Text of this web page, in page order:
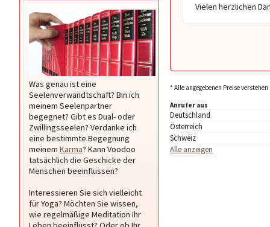
Was genau ist eine
Seelenverwandtschaft? Bin ich
meinem Seelenpartner
begegnet? Gibt es Dual- oder
Zwillingsseelen? Verdanke ich
eine bestimmte Begegnung
meinem Karma? Kann Voodoo
tatsächlich die Geschicke der
Menschen beeinflussen?
Interessieren Sie sich vielleicht
für Yoga? Möchten Sie wissen,
wie regelmäßige Meditation Ihr
Vielen herzlichen
* Alle angegebenen Preise
Anrufer aus
Deutschland
Österreich
Schweiz
Alle anzeigen